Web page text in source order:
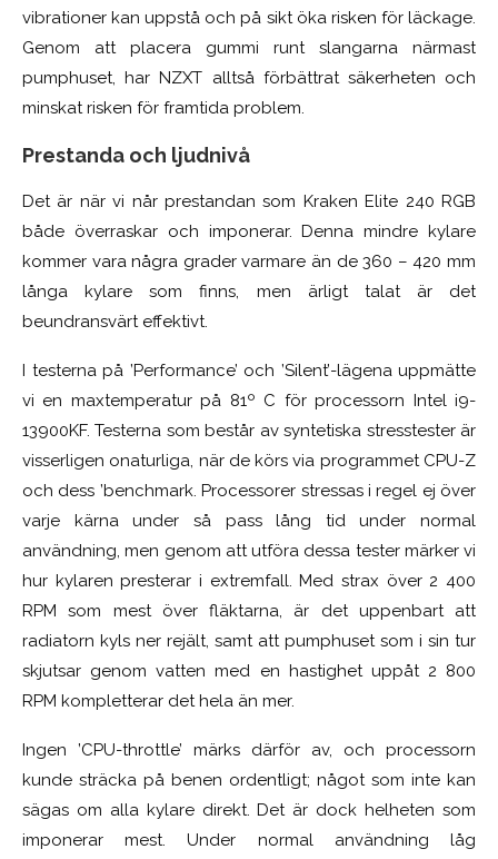
vibrationer kan uppstå och på sikt öka risken för läckage.
Genom att placera gummi runt slangarna närmast
pumphuset, har NZXT alltså förbättrat säkerheten och
minskat risken för framtida problem.
Prestanda och ljudnivå
Det är när vi når prestandan som Kraken Elite 240 RGB
både överraskar och imponerar. Denna mindre kylare
kommer vara några grader varmare än de 360 – 420 mm
långa kylare som finns, men ärligt talat är det
beundransvärt effektivt.
I testerna på ’Performance’ och ’Silent’-lägena uppmätte
vi en maxtemperatur på 81º C för processorn Intel i9-
13900KF. Testerna som består av syntetiska stresstester är
visserligen onaturliga, när de körs via programmet CPU-Z
och dess ’benchmark. Processorer stressas i regel ej över
varje kärna under så pass lång tid under normal
användning, men genom att utföra dessa tester märker vi
hur kylaren presterar i extremfall. Med strax över 2 400
RPM som mest över fläktarna, är det uppenbart att
radiatorn kyls ner rejält, samt att pumphuset som i sin tur
skjutsar genom vatten med en hastighet uppåt 2 800
RPM kompletterar det hela än mer.
Ingen ’CPU-throttle’ märks därför av, och processorn
kunde sträcka på benen ordentligt; något som inte kan
sägas om alla kylare direkt. Det är dock helheten som
imponerar mest. Under normal användning låg